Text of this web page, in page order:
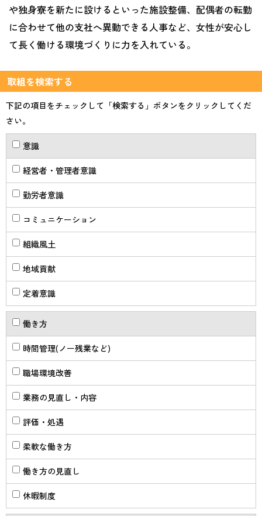
や独身寮を新たに設けるといった施設整備、配偶者の転勤
に合わせて他の支社へ異動できる人事など、女性が安心し
て長く働ける環境づくりに力を入れている。
取組を検索する
下記の項目をチェックして「検索する」ボタンをクリックしてくだ
さい。
意識
経営者・管理者意識
勤労者意識
コミュニケーション
組織風土
地域貢献
定着意識
働き方
時間管理(ノー残業など)
職場環境改善
業務の見直し・内容
評価・処遇
柔軟な働き方
働き方の見直し
休暇制度